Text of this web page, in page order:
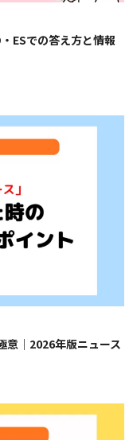
ESでの答え方と情報
意｜2026年版ニュース